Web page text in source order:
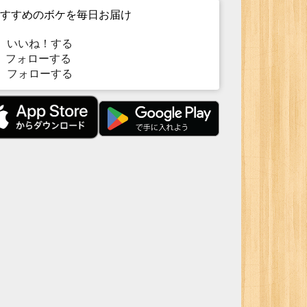
すめのボケを毎日お届け
いいね！する
ォローする
フォローする